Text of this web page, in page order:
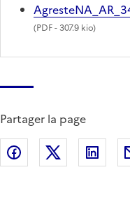
(PDF- 307.9 kio)
Partager la page
Partager surPartager